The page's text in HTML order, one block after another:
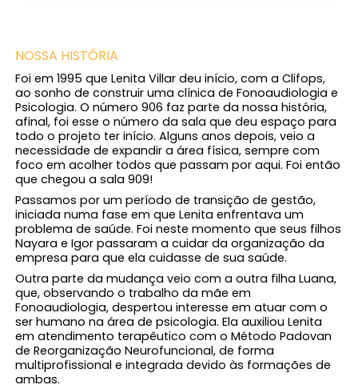
NOSSA HISTÓRIA
Foi em 1995 que Lenita Villar deu início, com a Clifops,
ao sonho de construir uma clínica de Fonoaudiologia e
Psicologia. O número 906 faz parte da nossa história,
afinal, foi esse o número da sala que deu espaço para
todo o projeto ter início. Alguns anos depois, veio a
necessidade de expandir a área física, sempre com
foco em acolher todos que passam por aqui. Foi então
que chegou a sala 909!
Passamos por um período de transição de gestão,
iniciada numa fase em que Lenita enfrentava um
problema de saúde. Foi neste momento que seus filhos
Nayara e Igor passaram a cuidar da organização da
empresa para que ela cuidasse de sua saúde.
Outra parte da mudança veio com a outra filha Luana,
que, observando o trabalho da mãe em
Fonoaudiologia, despertou interesse em atuar com o
ser humano na área de psicologia. Ela auxiliou Lenita
em atendimento terapêutico com o Método Padovan
de Reorganização Neurofuncional, de forma
multiprofissional e integrada devido às formações de
ambas.